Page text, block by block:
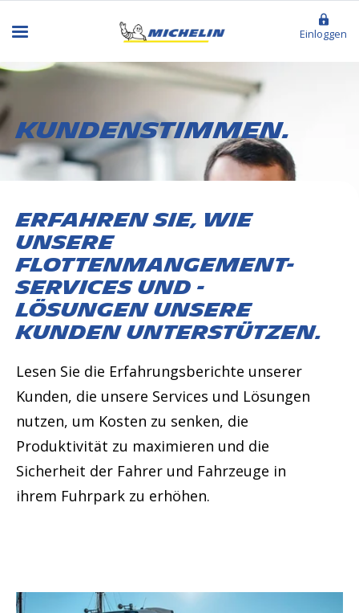
Einloggen
Kundenstimmen.
Erfahren Sie, wie
unsere
Flottenmangement-
Services und -
Lösungen unsere
Kunden unterstützen.
Lesen Sie die Erfahrungsberichte unserer
Kunden, die unsere Services und Lösungen
nutzen, um Kosten zu senken, die
Produktivität zu maximieren und die
Sicherheit der Fahrer und Fahrzeuge in
ihrem Fuhrpark zu erhöhen.